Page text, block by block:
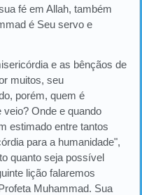
fé em Allah, também
é Seu servo e
e as bênçãos de
muitos, seu
porém, quem é
Onde e quando
estimado entre tantos
para a humanidade",
quanto seja possível
lição falaremos
Muhammad. Sua